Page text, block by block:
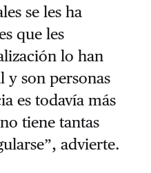
se les ha
que les
lo han
y son personas
es todavía más
tiene tantas
advierte.